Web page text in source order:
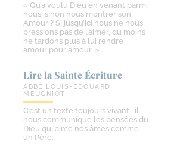
« Qu’a voulu Dieu en venant parmi
nous, sinon nous montrer son
Amour ? Si jusqu’ici nous ne nous
pressions pas de l’aimer, du moins
ne tardons plus à lui rendre
amour pour amour. »
Lire la Sainte Écriture
ABBÉ LOUIS-EDOUARD
MEUGNIOT
C’est un texte toujours vivant ; il
nous communique les pensées du
Dieu qui aime nos âmes comme
un Père.